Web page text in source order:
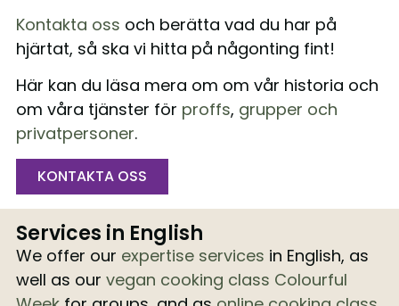
Kontakta oss och berätta vad du har på
hjärtat, så ska vi hitta på någonting fint!
Här kan du läsa mera om om vår historia och
om våra tjänster för proffs, grupper och
privatpersoner.
KONTAKTA OSS
Services in English
We offer our expertise services in English, as
well as our vegan cooking class Colourful